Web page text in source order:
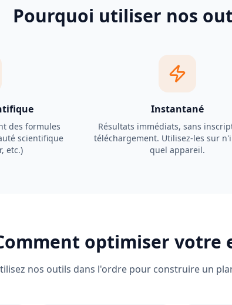
Pourquoi utiliser nos
des formules
scientifique
etc.)
Instantané
Résultats immédiats, sans
téléchargement. Utilisez-les sur
quel appareil.
optimiser votre
nos outils dans l'ordre pour construire un